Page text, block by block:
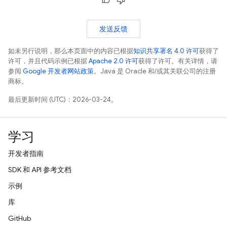
发送反馈
如未另行说明，那么本页面中的内容已根据知识共享署名 4.0 许可获得了
许可，并且代码示例已根据Apache 2.0 许可获得了许可。有关详情，请
参阅 Google 开发者网站政策。Java 是 Oracle 和/或其关联公司的注册
商标。
最后更新时间 (UTC)：2026-03-24。
学习
开发者指南
SDK 和 API 参考文档
示例
库
GitHub